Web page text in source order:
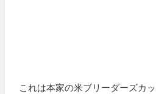
これは本家の米ブリーダーズカ